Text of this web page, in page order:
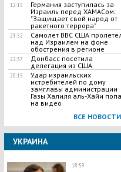
12:15
Германия заступилась за
Израиль перед ХАМАСом:
"Защищает свой народ от
ракетного террора"
23:52
Самолет ВВС США
над Израилем на фоне
обострения в регионе
22:37
Донбасс посетила
делегация из США
20:15
Удар израильских
истребителей по дому
замглавы администрации
Газы Халиля аль-Хайи
на видео
ВСЕ НОВОСТИ
УКРАИНА
18:59